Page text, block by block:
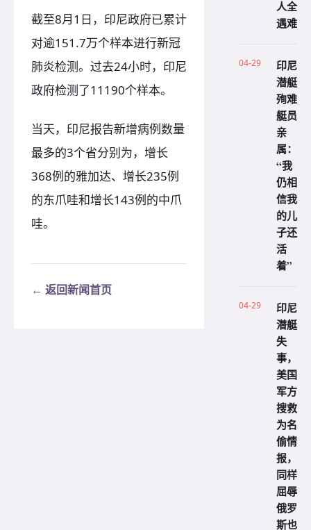
截至8月1日，印尼政府已累计
对逾151.7万个样本进行新冠
肺炎检测。过去24小时，印尼
政府检测了11190个样本。
当天，印尼报告新增病例数量
最多的3个省分别为，增长
368例的雅加达、增长235例
的东爪哇和增长143例的中爪
哇。
← 返回新闻首页
人全
遇难
04-29
印尼
潜艇
殉难
艇员
亲
属：
“我
仍相
信我
的儿
子还
活
着”
04-29
印尼
潜艇
失
事，
美国
军方
搜救
为名
偷情
报，
同样
屈辱
俄罗
斯也